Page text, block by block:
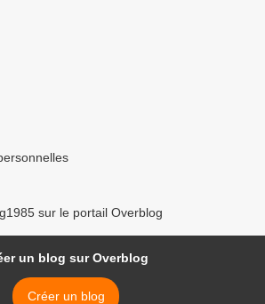
sur le portail Overblog
un blog sur Overblog
Créer un blog